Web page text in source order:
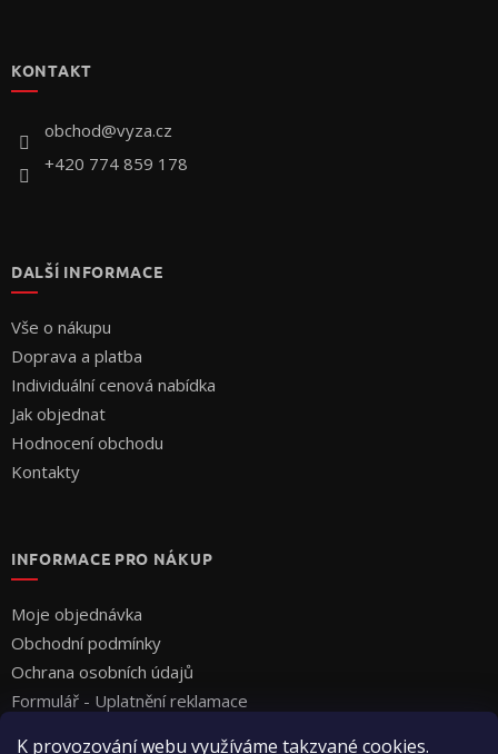
K provozování webu využíváme takzvané cookies.
KONTAKT
obchod@vyza.cz
+420 774 859 178
DALŠÍ INFORMACE
Vše o nákupu
Doprava a platba
Individuální cenová nabídka
Jak objednat
Hodnocení obchodu
Kontakty
INFORMACE PRO NÁKUP
Moje objednávka
Obchodní podmínky
Ochrana osobních údajů
Formulář - Uplatnění reklamace